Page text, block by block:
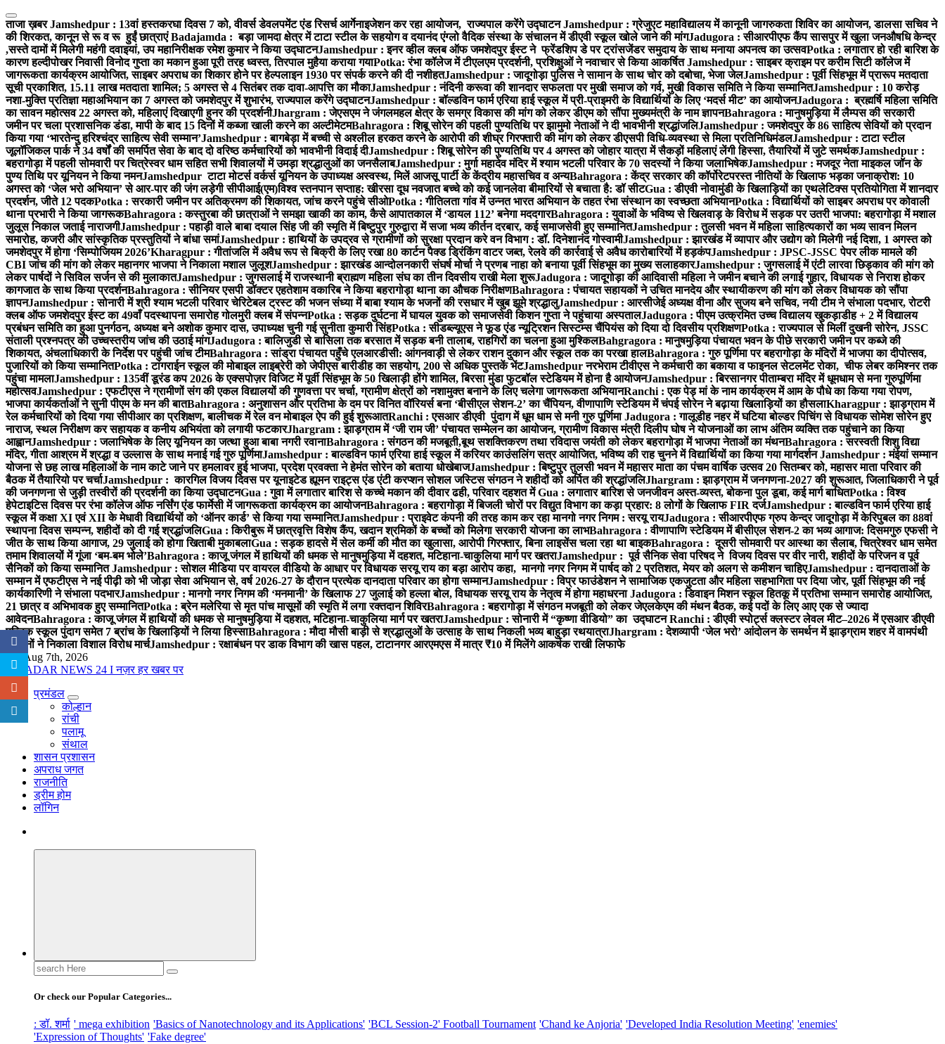
Skip
to
content
ताजा ख़बरJamshedpur : 13वां हस्तकरघा दिवस 7 को, वीवर्स डेवलपमेंट एंड रिसर्च आर्गेनाइजेशन कर रहा आयोजन, राज्यपाल करेंगे उद्घाटनJamshedpur : ग्रेजुएट महाविद्यालय में कानूनी जागरुकता शिविर का आयोजन, डालसा सचिव ने
की शिरकत, कानून से रू व रू हुईं छात्राएंBadajamda : बड़ा जामदा क्षेत्र में टाटा स्टील के सहयोग व दयानंद एंग्लो वैदिक संस्था के संचालन में डीएवी स्कूल खोले जाने की मांगJadugora : सीआरपीएफ कैंप सासपुर में खुला जनऔषधि केन्द्र
,सस्ते दामों में मिलेगी महंगी दवाइयां, उप महानिरीक्षक रमेश कुमार ने किया उद्घाटनJamshedpur : इनर व्हील क्लब ऑफ जमशेदपुर ईस्ट ने फ्रेंडशिप डे पर ट्रांसजेंडर समुदाय के साथ मनाया अपनत्व का उत्सवPotka : लगातार हो रही बारिश के
कारण हल्दीपोखर निवासी विनोद गुप्ता का मकान हुआ पूरी तरह ध्वस्त, तिरपाल मुहैया कराया गयाPotka: रंभा कॉलेज में टीएलएम प्रदर्शनी, प्रशिक्षुओं ने नवाचार से किया आकर्षितJamshedpur : साइबर क्राइम पर करीम सिटी कॉलेज में
जागरूकता कार्यक्रम आयोजित, साइबर अपराध का शिकार होने पर हेल्पलाइन 1930 पर संपर्क करने की दी नशीहतJamshedpur : जादूगोड़ा पुलिस ने सामान के साथ चोर को दबोचा, भेजा जेलJamshedpur : पूर्वी सिंहभूम में प्रारूप मतदाता
सूची प्रकाशित, 15.11 लाख मतदाता शामिल; 5 अगस्त से 4 सितंबर तक दावा-आपत्ति का मौकाJamshedpur : नंदिनी करूवा की शानदार सफलता पर मुखी समाज को गर्व, मुखी विकास समिति ने किया सम्मानितJamshedpur : 10 करोड़
नशा-मुक्ति प्रतिज्ञा महाअभियान का 7 अगस्त को जमशेदपुर में शुभारंभ, राज्यपाल करेंगे उद्घाटनJamshedpur : बॉल्डविन फार्म एरिया हाई स्कूल में प्री-प्राइमरी के विद्यार्थियों के लिए ‘मदर्स मीट’ का आयोजनJadugora : ब्रह्मर्षि महिला समिति
का सावन महोत्सव 22 अगस्त को, महिलाएं दिखाएगी हुनर की प्रदर्शनीJhargram : जेएसएम ने जंगलमहल क्षेत्र के समग्र विकास की मांग को लेकर डीएम को सौंपा मुख्यमंत्री के नाम ज्ञापनBahragora : मानुषमुड़िया में लैम्पस की सरकारी
जमीन पर चला प्रशासनिक डंडा, मापी के बाद 15 दिनों में कब्जा खाली करने का अल्टीमेटमBahragora : शिबू सोरेन की पहली पुण्यतिथि पर झामुमो नेताओं ने दी भावभीनी श्रद्धांजलिJamshedpur : जमशेदपुर के 86 साहित्य सेवियों को प्रदान
किया गया ‘भारतेन्दु हरिश्चंद्र साहित्य सेवी सम्मान’Jamshedpur : बागबेड़ा में बच्ची से अश्लील हरकत करने के आरोपी की शीघ्र गिरफ्तारी की मांग को लेकर डीएसपी विधि-व्यवस्था से मिला प्रतिनिधिमंडलJamshedpur : टाटा स्टील
जूलॉजिकल पार्क ने 34 वर्षों की समर्पित सेवा के बाद दो वरिष्ठ कर्मचारियों को भावभीनी विदाई दीJamshedpur : शिबू सोरेन की पुण्यतिथि पर 4 अगस्त को जोहार यात्रा में सैकड़ों महिलाएं लेंगी हिस्सा, तैयारियों में जुटे समर्थकJamshedpur :
बहरागोड़ा में पहली सोमवारी पर चित्रेस्वर धाम सहित सभी शिवालयों में उमड़ा श्रद्धालुओं का जनसैलाबJamshedpur : मुर्गा महादेव मंदिर में श्याम भटली परिवार के 70 सदस्यों ने किया जलाभिषेकJamshedpur : मजदूर नेता माइकल जॉन के
पुण्य तिथि पर यूनियन ने किया नमनJamshedpur टाटा मोटर्स वर्कर्स यूनियन के उपाध्यक्ष अस्वस्थ, मिलें आजसू पार्टी के केंद्रीय महासचिव व अन्यBahragora : केंद्र सरकार की कॉर्पोरेटपरस्त नीतियों के खिलाफ भड़का जनाक्रोश: 10
अगस्त को ‘जेल भरो अभियान’ से आर-पार की जंग लड़ेगी सीपीआई(एम)विश्व स्तनपान सप्ताह: खीरसा दूध नवजात बच्चे को कई जानलेवा बीमारियों से बचाता है: डॉ सीटGua : डीएवी नोवामुंडी के खिलाड़ियों का एथलेटिक्स प्रतियोगिता में शानदार
प्रदर्शन, जीते 12 पदकPotka : सरकारी जमीन पर अतिक्रमण की शिकायत, जांच करने पहुंचे सीओPotka : गीतिलता गांव में उन्नत भारत अभियान के तहत रंभा संस्थान का स्वच्छता अभियानPotka : विद्यार्थियों को साइबर अपराध पर कोवाली
थाना प्रभारी ने किया जागरूकBahragora : कस्तुरबा की छात्राओं ने समझा खाकी का काम, कैसे आपातकाल में ‘डायल 112’ बनेगा मददगारBahragora : युवाओं के भविष्य से खिलवाड़ के विरोध में सड़क पर उतरी भाजपा: बहरागोड़ा में मशाल
जुलूस निकाल जताई नाराजगीJamshedpur : पहाड़ी वाले बाबा दयाल सिंह जी की स्मृति में बिष्टुपुर गुरुद्वारा में सजा भव्य कीर्तन दरबार, कई समाजसेवी हुए सम्मानितJamshedpur : तुलसी भवन में महिला साहित्यकारों का भव्य सावन मिलन
समारोह, कजरी और सांस्कृतिक प्रस्तुतियों ने बांधा समांJamshedpur : हाथियों के उपद्रव से ग्रामीणों को सुरक्षा प्रदान करे वन विभाग : डॉ. दिनेशानंद गोस्वामीJamshedpur : झारखंड में व्यापार और उद्योग को मिलेगी नई दिशा, 1 अगस्त को
जमशेदपुर में होगा ‘सिम्पोजियम 2026’Kharagpur : गीतांजलि में अवैध रूप से बिक्री के लिए रखा 80 कार्टन पैक्ड ड्रिंकिंग वाटर जब्त, रेलवे की कार्रवाई से अवैध कारोबारियों में हड़कंपJamshedpur : JPSC-JSSC पेपर लीक मामले की
CBI जांच की मांग को लेकर महानगर भाजपा ने निकाला मशाल जुलूशJamshedpur : झारखंड आन्दोलनकारी संघर्ष मोर्चा ने प्रणब नाहा को बनाया पूर्वी सिंहभूम का मुख्य सलाहकारJamshedpur : जुगसलाई में एंटी लारवा छिड़काव की मांग को
लेकर पार्षदों ने सिविल सर्जन से की मुलाकातJamshedpur : जुगसलाई में राजस्थानी ब्राह्मण महिला संघ का तीन दिवसीय राखी मेला शुरूJadugora : जादूगोड़ा की आदिवासी महिला ने जमीन बचाने की लगाई गुहार, विधायक से निराश होकर
कागजात के साथ किया प्रदर्शनBahragora : सीनियर एसपी डॉक्टर एहतेशाम वकारिब ने किया बहरागोड़ा थाना का औचक निरीक्षणBahragora : पंचायत सहायकों ने उचित मानदेय और स्थायीकरण की मांग को लेकर विधायक को सौंपा
ज्ञापनJamshedpur : सोनारी में श्री श्याम भटली परिवार चेरिटेबल ट्रस्ट की भजन संध्या में बाबा श्याम के भजनों की रसधार में खुब झूमे श्रद्धालुJamshedpur : आरसीजेई अध्यक्ष वीना और सुजय बने सचिव, नयी टीम ने संभाला पदभार, रोटरी
क्लब ऑफ जमशेदपुर ईस्ट का 49वाँ पदस्थापना समारोह गोलमुरी क्लब में संपन्नPotka : सड़क दुर्घटना में घायल युवक को समाजसेवी किशन गुप्ता ने पहुंचाया अस्पतालJadugora : पीएम उत्क्रमित उच्च विद्यालय खुकड़ाडीह + 2 में विद्यालय
प्रबंधन समिति का हुआ पुनर्गठन, अध्यक्ष बने अशोक कुमार दास, उपाध्यक्ष चुनी गई सुनीता कुमारी सिंहPotka : सीडब्ल्यूएस ने फूड एंड न्यूट्रिशन सिस्टम्स चैंपियंस को दिया दो दिवसीय प्रशिक्षणPotka : राज्यपाल से मिलीं दुखनी सोरेन, JSSC
संताली प्रश्नपत्र की उच्चस्तरीय जांच की उठाई मांगJadugora : बालिजुडी से बासिला तक बरसात में सड़क बनी तालाब, राहगिरों का चलना हुआ मुश्किलBahgragora : मानुषमुड़िया पंचायत भवन के पीछे सरकारी जमीन पर कब्जे की
शिकायत, अंचलाधिकारी के निर्देश पर पहुंची जांच टीमBahragora : सांड्रा पंचायत पहुँचे एलआरडीसी: आंगनवाड़ी से लेकर राशन दुकान और स्कूल तक का परखा हालBahragora : गुरु पूर्णिमा पर बहरागोड़ा के मंदिरों में भाजपा का दीपोत्सव,
पुजारियों को किया सम्मानितPotka : टांगराईन स्कूल की मोबाइल लाइब्रेरी को जेपीएस बारीडीह का सहयोग, 200 से अधिक पुस्तकें भेंटJamshedpur नरभेराम टीवीएस ने कर्मचारी का बकाया व फाइनल सेटलमेंट रोका, चीफ लेबर कमिश्नर तक
पहुंचा मामलाJamshedpur : 135वीं डूरंड कप 2026 के एक्सपोज़र विजिट में पूर्वी सिंहभूम के 50 खिलाड़ी होंगे शामिल, बिरसा मुंडा फुटबॉल स्टेडियम में होना है आयोजनJamshedpur : बिरसानगर पीताम्बरा मंदिर में धूमधाम से मना गुरुपूर्णिमा
महोत्सवJamshedpur : एफटीएस ने ग्रामीणों संग की एकल विद्यालयों की गुणवत्ता पर चर्चा, ग्रामीण क्षेत्रों को नशामुक्त बनाने के लिए चलेगा जागरूकता अभियानRanchi : एक पेड़ मां के नाम कार्यक्रम में आम के पौधे का किया गया रोपण,
भाजपा कार्यकर्ताओं ने सुनी पीएम के मन की बातBahragora : अनुशासन और प्रतिभा के दम पर विनित वॉरियर्स बना ‘बीसीएल सेशन-2’ का चैंपियन, वीणापाणि स्टेडियम में चंपई सोरेन ने बढ़ाया खिलाड़ियों का हौसलाKharagpur : झाड़ग्राम में
रेल कर्मचारियों को दिया गया सीपीआर का प्रशिक्षण, बालीचक में रेल वन मोबाइल ऐप की हुई शुरूआतRanchi : एसआर डीएवी पुंदाग में धूम धाम से मनी गुरु पूर्णिमाJadugora : गालूडीह नहर में घटिया बोल्डर पिचिंग से विधायक सोमेश सोरेन हुए
नाराज, स्थल निरीक्षण कर सहायक व कनीय अभियंता को लगायी फटकारJhargram : झाड़ग्राम में ‘जी राम जी’ पंचायत सम्मेलन का आयोजन, ग्रामीण विकास मंत्री दिलीप घोष ने योजनाओं का लाभ अंतिम व्यक्ति तक पहुंचाने का किया
आह्वानJamshedpur : जलाभिषेक के लिए यूनियन का जत्था हुआ बाबा नगरी रवानाBahragora : संगठन की मजबूती,बूथ सशक्तिकरण तथा रविदास जयंती को लेकर बहरागोड़ा में भाजपा नेताओं का मंथनBahragora : सरस्वती शिशु विद्या
मंदिर, गीता आश्रम में श्रद्धा व उल्लास के साथ मनाई गई गुरु पूर्णिमाJamshedpur : बाल्डविन फार्म एरिया हाई स्कूल में करियर काउंसलिंग सत्र आयोजित, भविष्य की राह चुनने में विद्यार्थियों का किया गया मार्गदर्शनJamshedpur : मंईयां सम्मान
योजना से छह लाख महिलाओं के नाम काटे जाने पर हमलावर हुई भाजपा, प्रदेश प्रवक्ता ने हेमंत सोरेन को बताया धोखेबाजJamshedpur : बिष्टुपुर तुलसी भवन में महासर माता का पंचम वार्षिक उत्सव 20 सितम्बर को, महासर माता परिवार की
बैठक में तैयारियो पर चर्चाJamshedpur : कारगिल विजय दिवस पर यूनाइटेड ह्यूमन राइट्स एंड एंटी करप्शन सोशल जस्टिस संगठन ने शहीदों को अर्पित की श्रद्धांजलिJhargram : झाड़ग्राम में जनगणना-2027 की शुरूआत, जिलाधिकारी ने पूर्व
की जनगणना से जुड़ी तस्वीरों की प्रदर्शनी का किया उद्घाटनGua : गुवा में लगातार बारिश से कच्चे मकान की दीवार ढही, परिवार दहशत मेंGua : लगातार बारिश से जनजीवन अस्त-व्यस्त, बोकना पुल डूबा, कई मार्ग बाधितPotka : विश्व
हेपेटाइटिस दिवस पर रंभा कॉलेज ऑफ नर्सिंग एंड फार्मेसी में जागरूकता कार्यक्रम का आयोजनBahragora : बहरागोड़ा में बिजली चोरों पर विद्युत विभाग का कड़ा प्रहार: 8 लोगों के खिलाफ FIR दर्जJamshedpur : बाल्डविन फार्म एरिया हाई
स्कूल में कक्षा XI एवं XII के मेधावी विद्यार्थियों को ‘ऑनर कार्ड’ से किया गया सम्मानितJamshedpur : प्राइवेट कंपनी की तरह काम कर रहा मानगो नगर निगम : सरयू रायJadugora : सीआरपीएफ ग्रुप केन्द्र जादूगोड़ा में केरिपुबल का 88वां
स्थापना दिवस सम्पन्न, शहीदों को दी गई श्रद्धांजलिGua : किरीबुरू में छात्रवृत्ति विशेष कैंप, खदान श्रमिकों के बच्चों को मिलेगा सरकारी योजना का लाभBahragora : वीणापाणि स्टेडियम में बीसीएल सेशन-2 का भव्य आगाज: दिसमगुरु एफसी ने
जीत के साथ किया आगाज, 29 जुलाई को होगा खिताबी मुकाबलाGua : सड़क हादसे में सेल कर्मी की मौत का खुलासा, आरोपी गिरफ्तार, बिना लाइसेंस चला रहा था बाइकBahragora : दूसरी सोमवारी पर आस्था का सैलाब, चित्रेश्वर धाम समेत
तमाम शिवालयों में गूंजा ‘बम-बम भोले’Bahragora : काजू जंगल में हाथियों की धमक से मानुषमुड़िया में दहशत, मटिहाना-चाकुलिया मार्ग पर खतराJamshedpur : पूर्व सैनिक सेवा परिषद ने विजय दिवस पर वीर नारी, शहीदों के परिजन व पूर्व
सैनिकों को किया सम्मानितJamshedpur : सोशल मीडिया पर वायरल वीडियो के आधार पर विधायक सरयू राय का बड़ा आरोप कहा, मानगो नगर निगम में पार्षद को 2 प्रतिशत, मेयर को अलग से कमीशन चाहिएJamshedpur : दानदाताओं के
सम्मान में एफटीएस ने नई पीढ़ी को भी जोड़ा सेवा अभियान से, वर्ष 2026-27 के दौरान प्रत्येक दानदाता परिवार का होगा सम्मानJamshedpur : विप्र फाउंडेशन ने सामाजिक एकजुटता और महिला सहभागिता पर दिया जोर, पूर्वी सिंहभूम की नई
कार्यकारिणी ने संभाला पदभारJamshedpur : मानगो नगर निगम की ‘मनमानी’ के खिलाफ 27 जुलाई को हल्ला बोल, विधायक सरयू राय के नेतृत्व में होगा महाधरनाJadugora : डिवाइन मिशन स्कूल हितकू में प्रतिभा सम्मान समारोह आयोजित,
21 छात्र व अभिभावक हुए सम्मानितPotka : ब्रेन मलेरिया से मृत पांच मासूमों की स्मृति में लगा रक्तदान शिविरBahragora : बहरागोड़ा में संगठन मजबूती को लेकर जेएलकेएम की मंथन बैठक, कई पदों के लिए आए एक से ज्यादा
आवेदनBahragora : काजू जंगल में हाथियों की धमक से मानुषमुड़िया में दहशत, मटिहाना-चाकुलिया मार्ग पर खतराJamshedpur : सोनारी में “कृष्णा वीडियो” का उद्घाटनRanchi : डीएवी स्पोर्ट्स क्लस्टर लेवल मीट–2026 में एसआर डीएवी
पब्लिक स्कूल पुंदाग समेत 7 ब्रांच के खिलाड़ियों ने लिया हिस्साBahragora : मौदा मौसी बाड़ी से श्रद्धालुओं के उत्साह के साथ निकली भव्य बाहुड़ा रथयात्राJhargram : देशव्यापी ‘जेल भरो’ आंदोलन के समर्थन में झाड़ग्राम शहर में वामपंथी
संगठनों ने निकाला विशाल विरोध मार्चJamshedpur : रक्षाबंधन पर डाक विभाग की खास पहल, टाटानगर आरएमएस में मात्र ₹10 में मिलेंगे आकर्षक राखी लिफाफे
Fri. Aug 7th, 2026
नज़र हर खबर पर
प्रमंडल
कोल्हान
रांची
पलामू
संथाल
शासन प्रशासन
अपराध जगत
राजनीति
ड्रीम होम
लॉगिन
Search
for:
Or check our Popular Categories...
: डॉ. शर्मा ' mega exhibition 'Basics of Nanotechnology and its Applications' 'BCL Session-2' Football Tournament 'Chand ke Anjoria' 'Developed India Resolution Meeting' 'enemies'
'Expression of Thoughts' 'Fake degree'